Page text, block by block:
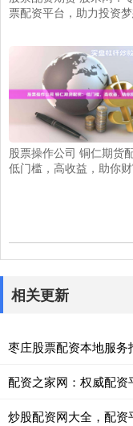
票配资平台，助力投资
股票操作公司 铜仁期货
低门槛，高收益，助你
相关更新
枣庄股票配资本地服务
配资之家网：权威配资
炒股配资网大全，配资